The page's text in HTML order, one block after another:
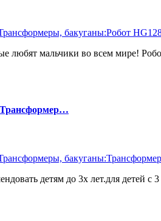
любят мальчики во всем мире!
детям до 3х лет.для детей с 3